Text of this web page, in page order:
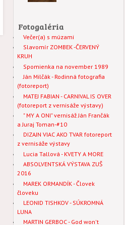
Fotogaléria
Večer(a) s múzami
Slavomír ZOMBEK -ČERVENÝ
KRUH
Spomienka na november 1989
Ján Milčák - Rodinná fotografia
(fotoreport)
MATEJ FABIAN - CARNIVAL IS OVER
(fotoreport z vernisáže výstavy)
" MY A ONI" vernisáž Ján Frančák
a Juraj Toman-#10
DIZAJN VIAC AKO TVAR fotoreport
z vernisáže výstavy
Lucia Tallová - KVETY A MORE
ABSOLVENTSKÁ VÝSTAVA ZUŠ
2016
MAREK ORMANDÍK - Človek
človeku
LEONID TISHKOV - SÚKROMNÁ
LUNA
MARTIN GERBOC - God won't